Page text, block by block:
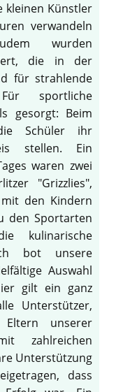
kleinen Künstler
verwandeln
wurden
die in der
für strahlende
sportliche
gesorgt: Beim
Schüler ihr
stellen. Ein
waren zwei
"Grizzlies",
den Kindern
den Sportarten
kulinarische
bot unsere
Auswahl
gilt ein ganz
Unterstützer,
unserer
zahlreichen
Unterstützung
dass